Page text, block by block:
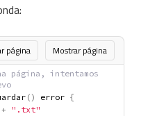
página Mostrar página
página, intentamos
() error {
+ ".txt"